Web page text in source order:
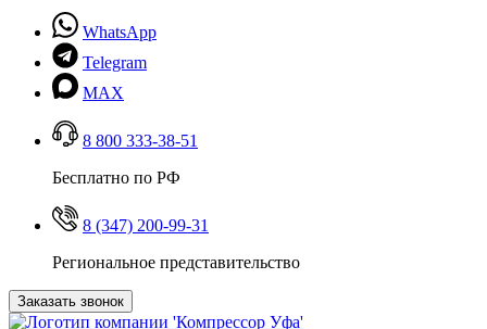
WhatsApp
Telegram
MAX
8 800 333-38-51
Бесплатно по РФ
8 (347) 200-99-31
Региональное представительство
Заказать звонок